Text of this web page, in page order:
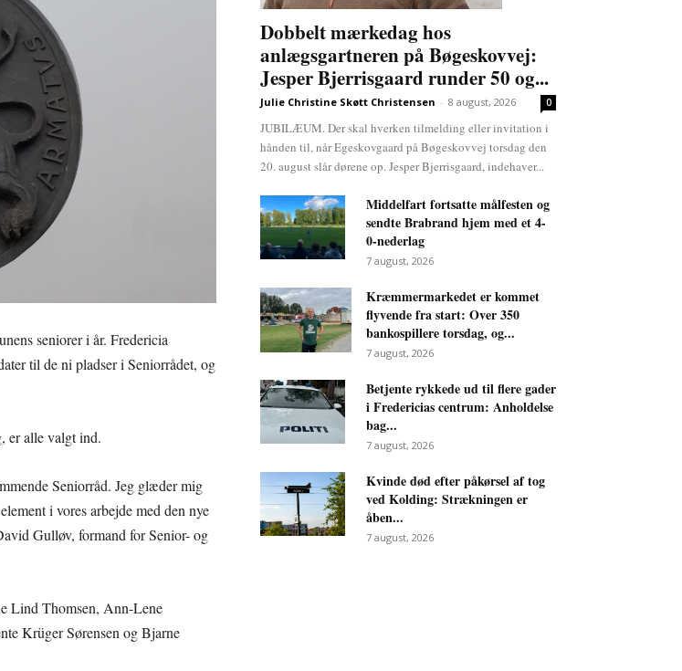
seniorer i år. Fredericia
til de ni pladser i Seniorrådet, og
er alle valgt ind.
Seniorråd. Jeg glæder mig
i vores arbejde med den nye
Gulløv, formand for Senior- og
Lind Thomsen, Ann-Lene
Krüger Sørensen og Bjarne
Dobbelt mærkedag hos
anlægsgartneren på Bøgeskovvej:
Jesper Bjerrisgaard runder 50 og...
Julie Christine Skøtt Christensen - 8 august, 2026 0
JUBILÆUM. Der skal hverken tilmelding eller invitation i
hånden til, når Egeskovgaard på Bøgeskovvej torsdag den
20. august slår dørene op. Jesper Bjerrisgaard, indehaver...
Middelfart fortsatte målfesten og
sendte Brabrand hjem med et 4-
0-nederlag
7 august, 2026
Kræmmermarkedet er kommet
flyvende fra start: Over 350
bankospillere torsdag, og...
7 august, 2026
Betjente rykkede ud til flere gader
i Fredericias centrum: Anholdelse
bag...
7 august, 2026
Kvinde død efter påkørsel af tog
ved Kolding: Strækningen er
åben...
7 august, 2026